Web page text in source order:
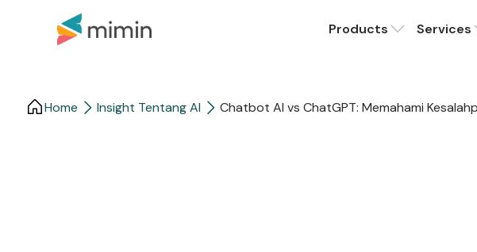
Products Services
Home Insight Tentang AI Chatbot AI vs ChatGPT: Memahami